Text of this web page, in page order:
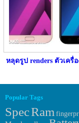
หลุดรูป renders ตัวเครื่อ
Popular Tags
SpecRam